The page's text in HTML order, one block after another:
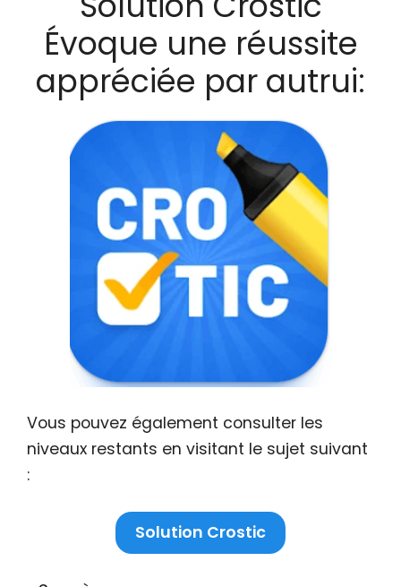
Évoque une réussite
appréciée par autrui:
Vous pouvez également consulter les
niveaux restants en visitant le sujet suivant
:
Solution Crostic